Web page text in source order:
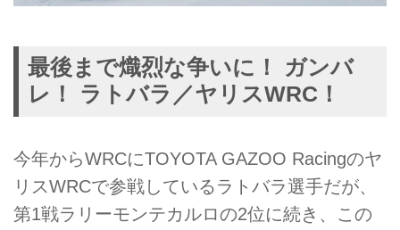
最後まで熾烈な争いに！ ガンバ
レ！ ラトバラ／ヤリスWRC！
今年からWRCにTOYOTA GAZOO Racingのヤ
リスWRCで参戦しているラトバラ選手だが、
第1戦ラリーモンテカルロの2位に続き、この